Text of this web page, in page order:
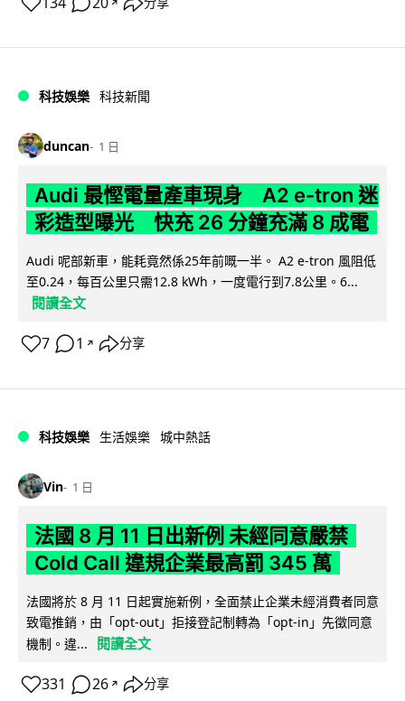
科技娛樂 科技新聞
duncan 1 日
Audi 最慳電量產車現身 A2 e-tron 迷
彩造型曝光 快充 26 分鐘充滿 8 成電
Audi 呢部新車，能耗竟然係25年前嘅一半。 A2 e-tron 風阻低
至0.24，每百公里只需12.8 kWh，一度電行到7.8公里。6...
閱讀全文
7 1 ↗ 分享
科技娛樂 生活娛樂 城中熱話
Vin 1 日
法國 8 月 11 日出新例 未經同意嚴禁
Cold Call 違規企業最高罰 345 萬
法國將於 8 月 11 日起實施新例，全面禁止企業未經消費者同意
致電推銷，由「opt-out」拒接登記制轉為「opt-in」先徵同意
機制。違...
閱讀全文
331 26 ↗ 分享